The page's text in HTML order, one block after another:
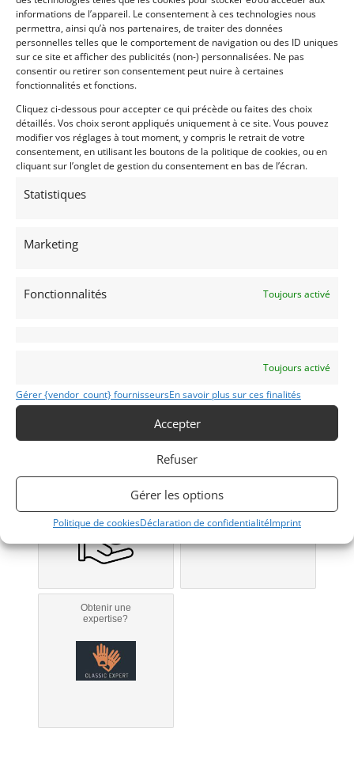
informations de l’appareil. Le consentement à ces technologies nous
permettra, ainsi qu’à nos partenaires, de traiter des données
personnelles telles que le comportement de navigation ou des ID uniques
sur ce site et afficher des publicités (non-) personnalisées. Ne pas
consentir ou retirer son consentement peut nuire à certaines
fonctionnalités et fonctions.
Cliquez ci-dessous pour accepter ce qui précède ou faites des choix
détaillés. Vos choix seront appliqués uniquement à ce site. Vous pouvez
modifier vos réglages à tout moment, y compris le retrait de votre
consentement, en utilisant les boutons de la politique de cookies, ou en
cliquant sur l’onglet de gestion du consentement en bas de l’écran.
Statistiques
Marketing
Fonctionnalités Toujours activé
Toujours activé
Gérer {vendor_count} fournisseursEn savoir plus sur ces finalités
Accepter
Refuser
Gérer les options
Politique de cookiesDéclaration de confidentialitéImprint
Voir les 76 annonces deMecanic Gallery
AUTO
Continuations / Reconstructions
Cobra
1980
Modifier mon annonce
financement ?
Bientôt disponible...
d’assurance?
Véhicule non éligible.
Obtenir une
expertise?